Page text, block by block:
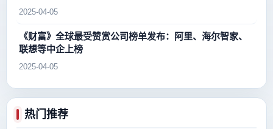
2025-04-05
《财富》全球最受赞赏公司榜单发布：阿里、海尔智家、
联想等中企上榜
2025-04-05
热门推荐